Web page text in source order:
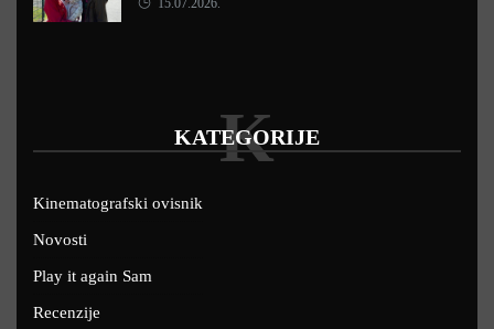
KATEGORIJE
K
Kinematografski ovisnik
Novosti
Play it again Sam
Recenzije